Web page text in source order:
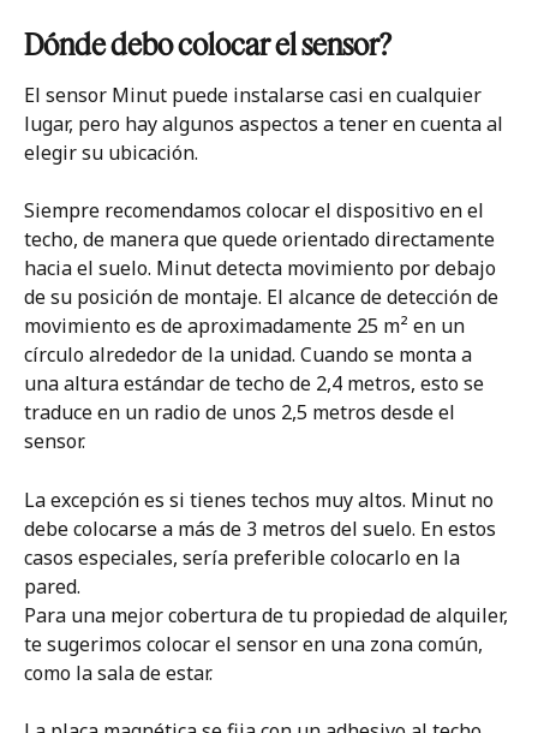
Dónde debo colocar el sensor?
El sensor Minut puede instalarse casi en cualquier
lugar, pero hay algunos aspectos a tener en cuenta al
elegir su ubicación.
Siempre recomendamos colocar el dispositivo en el
techo, de manera que quede orientado directamente
hacia el suelo. Minut detecta movimiento por debajo
de su posición de montaje. El alcance de detección de
movimiento es de aproximadamente 25 m² en un
círculo alrededor de la unidad. Cuando se monta a
una altura estándar de techo de 2,4 metros, esto se
traduce en un radio de unos 2,5 metros desde el
sensor.
La excepción es si tienes techos muy altos. Minut no
debe colocarse a más de 3 metros del suelo. En estos
casos especiales, sería preferible colocarlo en la
pared.
Para una mejor cobertura de tu propiedad de alquiler,
te sugerimos colocar el sensor en una zona común,
como la sala de estar.